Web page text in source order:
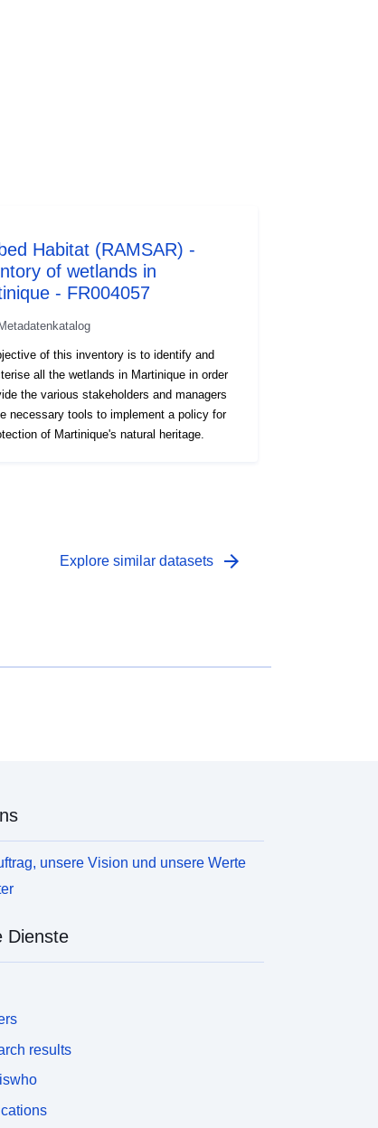
Habitat (RAMSAR) -
of wetlands in
- FR004057
of this inventory is to identify and
all the wetlands in Martinique in order
the various stakeholders and managers
necessary tools to implement a policy for
of Martinique's natural heritage.
Explore similar datasets arrow_forward
unsere Vision und unsere Werte
Dienste
results